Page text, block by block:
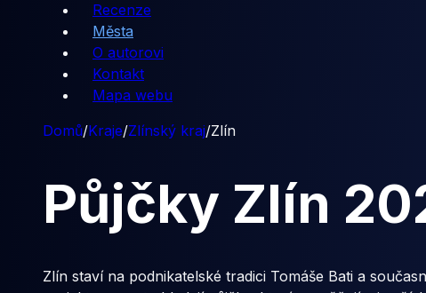
Recenze
Města
O autorovi
Kontakt
Mapa webu
Domů/Kraje/Zlínský kraj/Zlín
Půjčky Zlín
Zlín staví na podnikatelské tradici Tomáše Bati a